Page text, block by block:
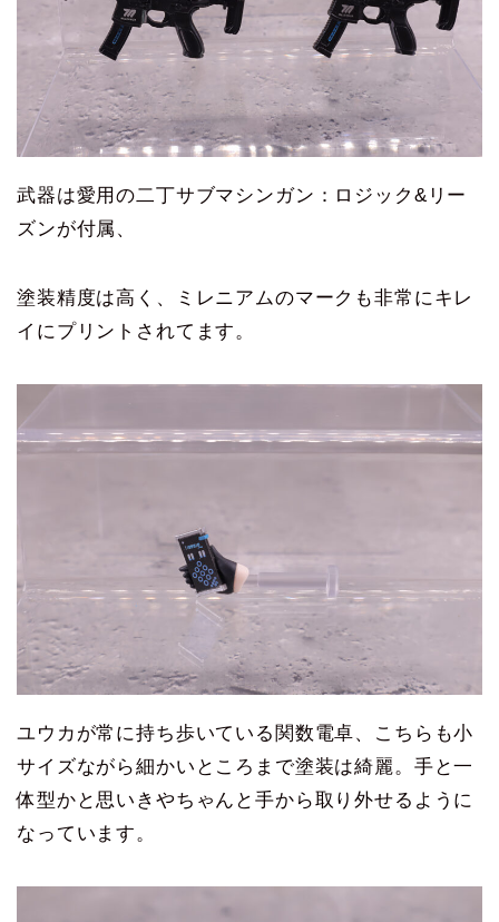
武器は愛用の二丁サブマシンガン：ロジック&リー
ズンが付属、
塗装精度は高く、ミレニアムのマークも非常にキレ
イにプリントされてます。
ユウカが常に持ち歩いている関数電卓、こちらも小
サイズながら細かいところまで塗装は綺麗。手と一
体型かと思いきやちゃんと手から取り外せるように
なっています。